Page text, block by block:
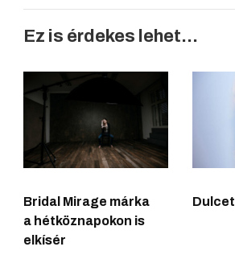
Ez is érdekes lehet...
Bridal Mirage márka
a hétköznapokon is
elkísér
Dulcet